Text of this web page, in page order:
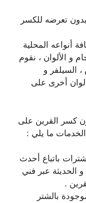
تعرضه للكسر
أنواعه المحلية
و الألوان ، نقوم
، السيلفر و
أخرى على
كسر القرين على
ما يلي :
باتباع أحدث
الحديثة عبر فني
.
بالشتر